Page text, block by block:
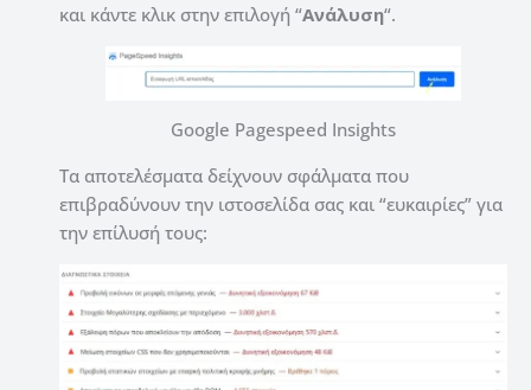
και κάντε κλικ στην επιλογή “Ανάλυση“.
Google Pagespeed Insights
Τα αποτελέσματα δείχνουν σφάλματα που
επιβραδύνουν την ιστοσελίδα σας και “ευκαιρίες” για
την επίλυσή τους: